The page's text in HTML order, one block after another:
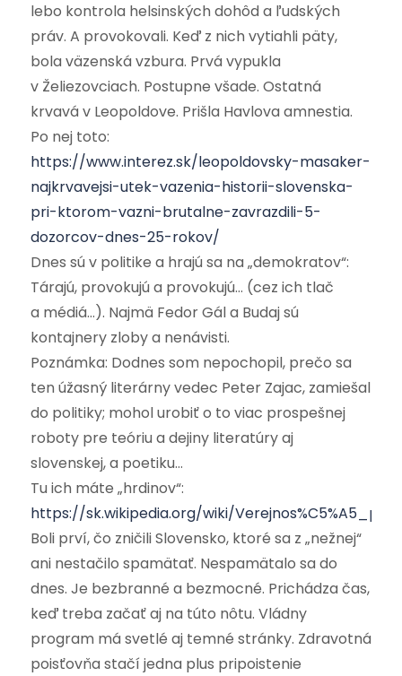
lebo kontrola helsinských dohôd a ľudských
práv. A provokovali. Keď z nich vytiahli päty,
bola väzenská vzbura. Prvá vypukla
v Želiezovciach. Postupne všade. Ostatná
krvavá v Leopoldove. Prišla Havlova amnestia.
Po nej toto:
https://www.interez.sk/leopoldovsky-masaker-
najkrvavejsi-utek-vazenia-historii-slovenska-
pri-ktorom-vazni-brutalne-zavrazdili-5-
dozorcov-dnes-25-rokov/
Dnes sú v politike a hrajú sa na „demokratov“:
Tárajú, provokujú a provokujú… (cez ich tlač
a médiá…). Najmä Fedor Gál a Budaj sú
kontajnery zloby a nenávisti.
Poznámka: Dodnes som nepochopil, prečo sa
ten úžasný literárny vedec Peter Zajac, zamiešal
do politiky; mohol urobiť o to viac prospešnej
roboty pre teóriu a dejiny literatúry aj
slovenskej, a poetiku…
Tu ich máte „hrdinov“:
https://sk.wikipedia.org/wiki/
Boli prví, čo zničili Slovensko, ktoré sa z „nežnej“
ani nestačilo spamätať. Nespamätalo sa do
dnes. Je bezbranné a bezmocné. Prichádza čas,
keď treba začať aj na túto nôtu. Vládny
program má svetlé aj temné stránky. Zdravotná
poisťovňa stačí jedna plus pripoistenie